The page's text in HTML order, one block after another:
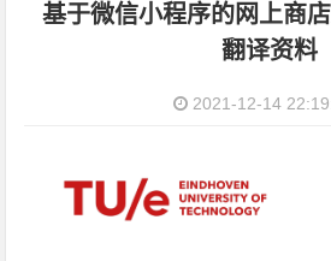
基于微信小程序的网上商
翻译资料
2021-12-14